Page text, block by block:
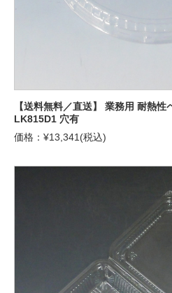
【送料無料／直送】 業務用 耐熱
LK815D1 穴有
価格：¥13,341(税込)